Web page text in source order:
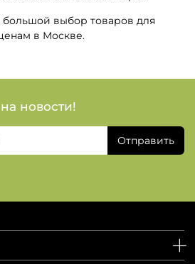
большой выбор товаров для
в Москве.
новости!
Отправить